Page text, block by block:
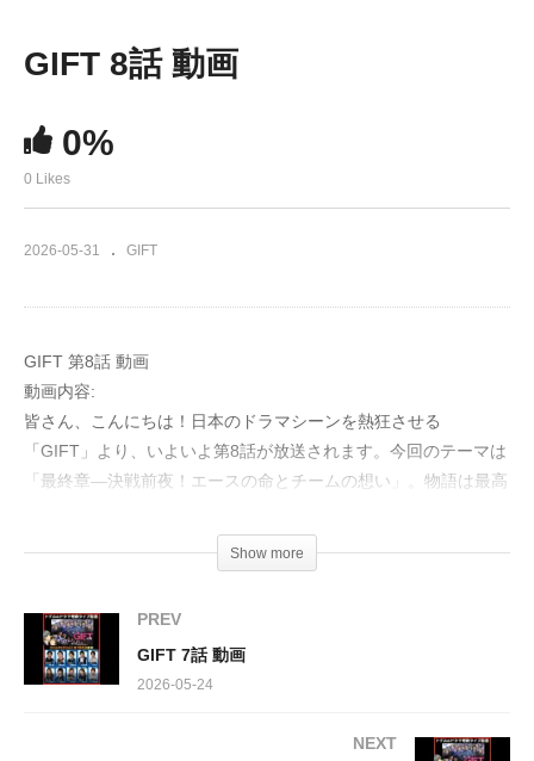
GIFT 8話 動画
0%
0 Likes
2026-05-31 GIFT
GIFT 第8話 動画
動画内容:
皆さん、こんにちは！日本のドラマシーンを熱狂させる
「GIFT」より、いよいよ第8話が放送されます。今回のテーマは
「最終章―決戦前夜！エースの命とチームの想い」。物語は最高
有村架純さん演じる人香は、宗像（宮崎優さん）に伍鉄に関する
ら追放するという非情な条件を突きつけます。この決断が、人
香、そしてチームの運命をどう左右するのか、目が離せません。
に練習に没頭。そんな中、圭二郎（本田響矢さん）が空回りし、
Show more
PREV
GIFT 7話 動画
2026-05-24
NEXT